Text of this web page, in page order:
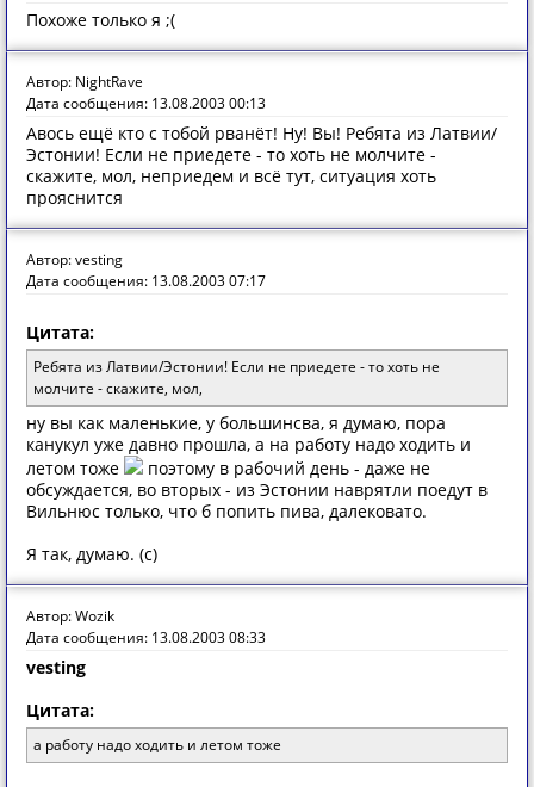
Похоже только я ;(
Автор: NightRave
Дата сообщения: 13.08.2003 00:13
Авось ещё кто с тобой рванёт! Ну! Вы! Ребята из Латвии/
Эстонии! Если не приедете - то хоть не молчите -
скажите, мол, неприедем и всё тут, ситуация хоть
прояснится
Автор: vesting
Дата сообщения: 13.08.2003 07:17
Цитата:
Ребята из Латвии/Эстонии! Если не приедете - то хоть не
молчите - скажите, мол,
ну вы как маленькие, у большинсва, я думаю, пора
канукул уже давно прошла, а на работу надо ходить и
летом тоже
поэтому в рабочий день - даже не
обсуждается, во вторых - из Эстонии наврятли поедут в
Вильнюс только, что б попить пива, далековато.
Я так, думаю. (с)
Автор: Wozik
Дата сообщения: 13.08.2003 08:33
vesting
Цитата:
а работу надо ходить и летом тоже